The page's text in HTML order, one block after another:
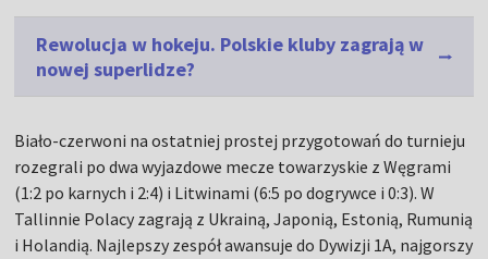
Rewolucja w hokeju. Polskie kluby zagrają w
nowej superlidze?
Biało-czerwoni na ostatniej prostej przygotowań do turnieju
rozegrali po dwa wyjazdowe mecze towarzyskie z Węgrami
(1:2 po karnych i 2:4) i Litwinami (6:5 po dogrywce i 0:3). W
Tallinnie Polacy zagrają z Ukrainą, Japonią, Estonią, Rumunią
i Holandią. Najlepszy zespół awansuje do Dywizji 1A, najgorszy